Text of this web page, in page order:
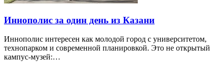
Иннополис за один день из Казани
Иннополис интересен как молодой город с университетом,
технопарком и современной планировкой. Это не открытый
кампус-музей:…